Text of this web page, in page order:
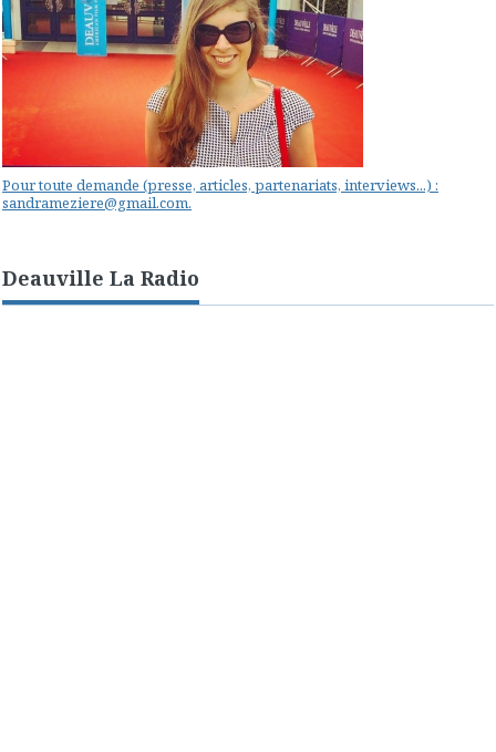
Pour toute demande (presse, articles, partenariats, interviews...) :
sandrameziere@gmail.com.
Deauville La Radio